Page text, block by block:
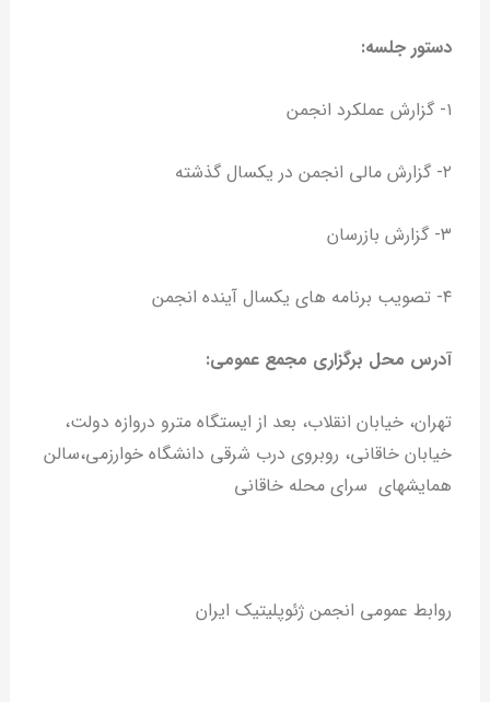
دستور جلسه:
۱- گزارش عملکرد انجمن
۲- گزارش مالی انجمن در یکسال گذشته
۳- گزارش بازرسان
۴- تصویب برنامه های یکسال آینده انجمن
آدرس محل برگزاری مجمع عمومی:
تهران، خیابان انقلاب، بعد از ایستگاه مترو دروازه دولت،
خیابان خاقانی، روبروی درب شرقی دانشگاه خوارزمی،سالن
همایشهای سرای محله خاقانی
روابط عمومی انجمن ژئوپلیتیک ایران